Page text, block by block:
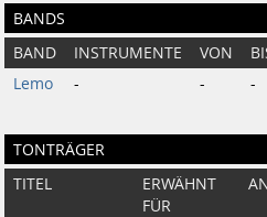
BANDS
BAND INSTRUMENTE VON
Lemo
- - -
TONTRÄGER
TITEL
ERWÄHNT
FÜR